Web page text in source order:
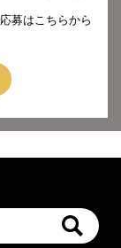
募はこちらから